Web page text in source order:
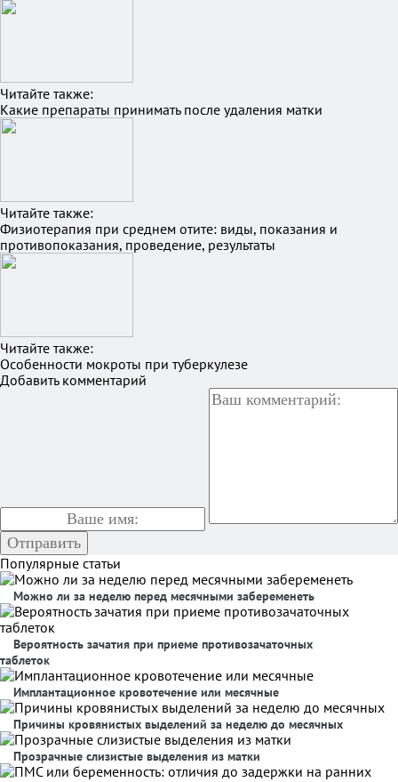
Читайте также:
Какие препараты принимать после удаления матки
Читайте также:
Физиотерапия при среднем отите: виды, показания и
противопоказания, проведение, результаты
Читайте также:
Особенности мокроты при туберкулезе
Добавить комментарий
Популярные статьи
Можно ли за неделю перед месячными забеременеть
Вероятность зачатия при приеме противозачаточных
таблеток
Имплантационное кровотечение или месячные
Причины кровянистых выделений за неделю до месячных
Прозрачные слизистые выделения из матки